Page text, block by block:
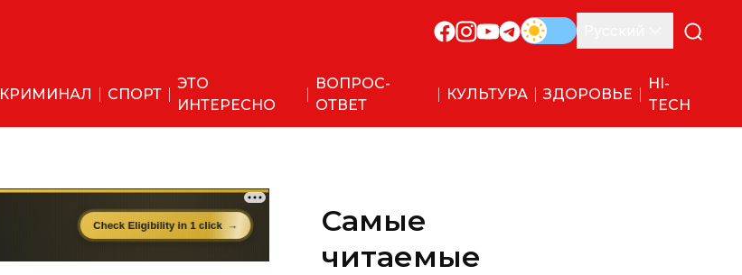
КРИМИНАЛ СПОРТ
ЭТО
ИНТЕРЕСНО
ВОПРОС-
ОТВЕТ
КУЛЬТУРА ЗДОРОВЬЕ
HI-
TECH
Самые
читаемые